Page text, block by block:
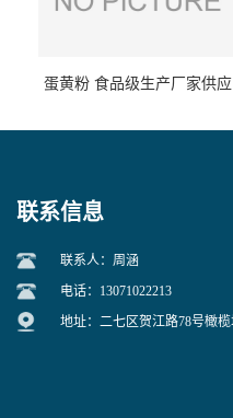
蛋黄粉 食品级生产厂家供应
联系信息
联系人：周涵
电话：13071022213
地址：二七区贺江路78号橄